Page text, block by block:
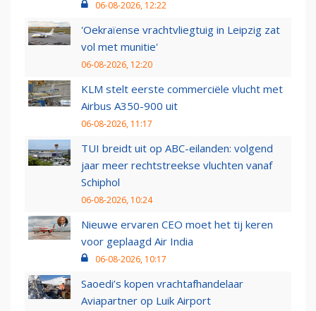
06-08-2026, 12:22
'Oekraïense vrachtvliegtuig in Leipzig zat
vol met munitie'
06-08-2026, 12:20
KLM stelt eerste commerciële vlucht met
Airbus A350-900 uit
06-08-2026, 11:17
TUI breidt uit op ABC-eilanden: volgend
jaar meer rechtstreekse vluchten vanaf
Schiphol
06-08-2026, 10:24
Nieuwe ervaren CEO moet het tij keren
voor geplaagd Air India
06-08-2026, 10:17
Saoedi’s kopen vrachtafhandelaar
Aviapartner op Luik Airport